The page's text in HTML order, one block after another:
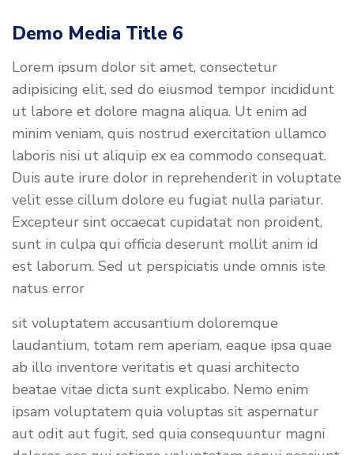
Demo Media Title 6
Lorem ipsum dolor sit amet, consectetur
adipisicing elit, sed do eiusmod tempor incididunt
ut labore et dolore magna aliqua. Ut enim ad
minim veniam, quis nostrud exercitation ullamco
laboris nisi ut aliquip ex ea commodo consequat.
Duis aute irure dolor in reprehenderit in voluptate
velit esse cillum dolore eu fugiat nulla pariatur.
Excepteur sint occaecat cupidatat non proident,
sunt in culpa qui officia deserunt mollit anim id
est laborum. Sed ut perspiciatis unde omnis iste
natus error
sit voluptatem accusantium doloremque
laudantium, totam rem aperiam, eaque ipsa quae
ab illo inventore veritatis et quasi architecto
beatae vitae dicta sunt explicabo. Nemo enim
ipsam voluptatem quia voluptas sit aspernatur
aut odit aut fugit, sed quia consequuntur magni